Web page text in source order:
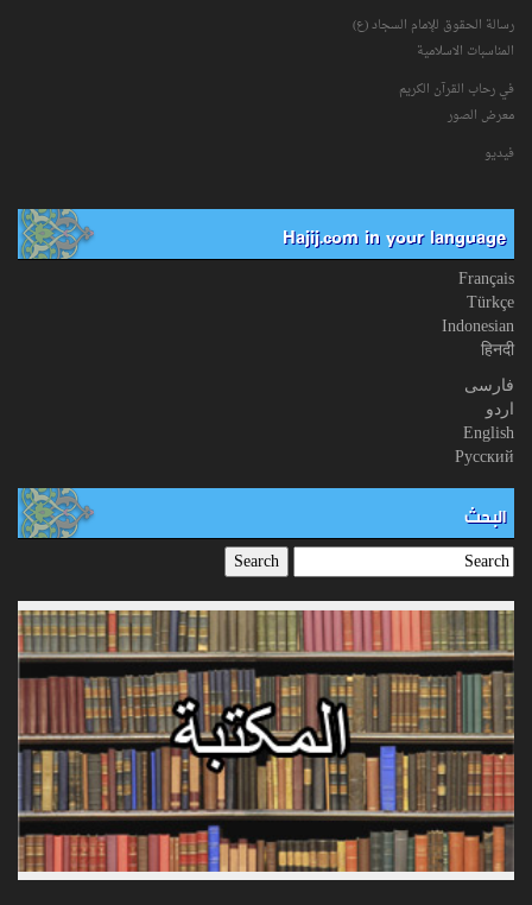
رسالة الحقوق للإمام السجاد (ع)
المناسبات الاسلامیة
في رحاب القرآن الکریم
معرض الصور
فیدیو
Hajij.com in your language
Français
Türkçe
Indonesian
हिनदी
فارسی
اردو
English
Русский
البحث